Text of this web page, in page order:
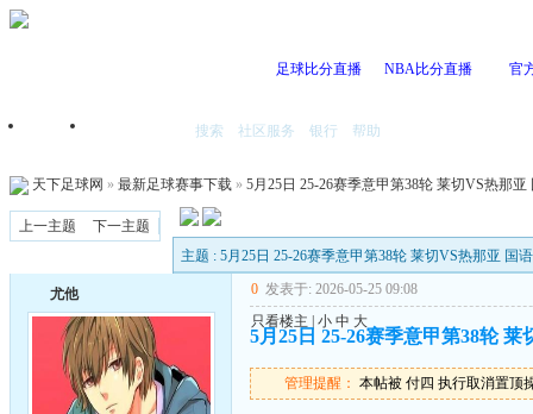
足球比分直播 NBA比分直播 官
首页 搜索 社区服务 银行 帮助
天下足球网 » 最新足球赛事下载 » 5月25日 25-26赛季意甲第38轮 莱切VS热那亚
上一主题
下一主题
主题 : 5月25日 25-26赛季意甲第38轮 莱切VS热那亚 国
尤他 0 发表于: 2026-05-25 09:08
只看楼主
小 中 大
5月25日 25-26赛季意甲第38轮 莱
管理提醒： 本帖被 付四 执行取消置顶